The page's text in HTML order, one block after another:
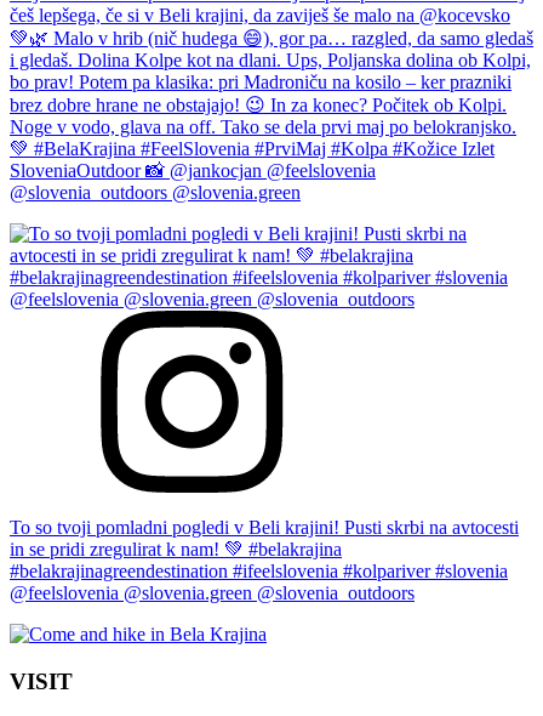
češ lepšega, če si v Beli krajini, da zaviješ še malo na @kocevsko
💚🌿 Malo v hrib (nič hudega 😄), gor pa… razgled, da samo gledaš
i gledaš. Dolina Kolpe kot na dlani. Ups, Poljanska dolina ob Kolpi,
bo prav! Potem pa klasika: pri Madroniču na kosilo – ker prazniki
brez dobre hrane ne obstajajo! 😉 In za konec? Počitek ob Kolpi.
Noge v vodo, glava na off. Tako se dela prvi maj po belokranjsko.
💚 #BelaKrajina #FeelSlovenia #PrviMaj #Kolpa #Kožice Izlet
SloveniaOutdoor 📸 @jankocjan @feelslovenia
@slovenia_outdoors @slovenia.green
To so tvoji pomladni pogledi v Beli krajini! Pusti skrbi na avtocesti
in se pridi zregulirat k nam! 💚 #belakrajina
#belakrajinagreendestination #ifeelslovenia #kolpariver #slovenia
@feelslovenia @slovenia.green @slovenia_outdoors
VISIT